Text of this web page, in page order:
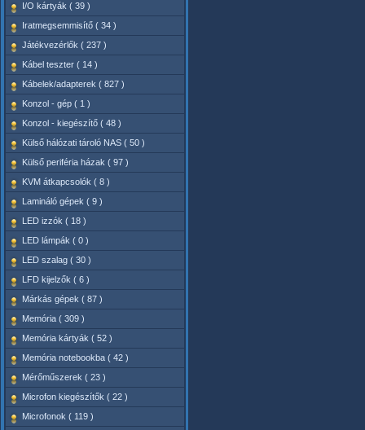
I/O kártyák ( 39 )
Iratmegsemmisítő ( 34 )
Játékvezérlők ( 237 )
Kábel teszter ( 14 )
Kábelek/adapterek ( 827 )
Konzol - gép ( 1 )
Konzol - kiegészítő ( 48 )
Külső hálózati tároló NAS ( 50 )
Külső periféria házak ( 97 )
KVM átkapcsolók ( 8 )
Lamináló gépek ( 9 )
LED izzók ( 18 )
LED lámpák ( 0 )
LED szalag ( 30 )
LFD kijelzők ( 6 )
Márkás gépek ( 87 )
Memória ( 309 )
Memória kártyák ( 52 )
Memória notebookba ( 42 )
Mérőműszerek ( 23 )
Microfon kiegészítők ( 22 )
Microfonok ( 119 )